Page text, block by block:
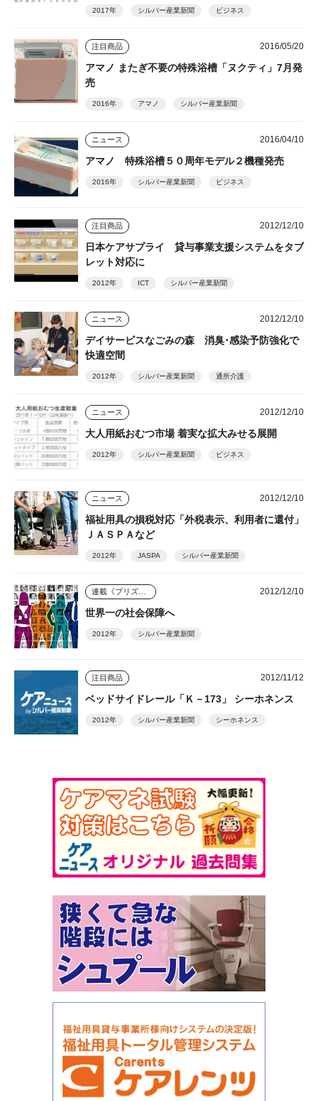
2017年 シルバー産業新聞 ビジネス
注目商品 2016/05/20
アマノ またぎ不要の特殊浴槽「ヌクティ」7月発
売
2016年 アマノ シルバー産業新聞
ニュース 2016/04/10
アマノ 特殊浴槽５０周年モデル２機種発売
2016年 シルバー産業新聞 ビジネス
注目商品 2012/12/10
日本ケアサプライ 貸与事業支援システムをタブ
レット対応に
2012年 ICT シルバー産業新聞
ニュース 2012/12/10
デイサービスなごみの森 消臭･感染予防強化で
快適空間
2012年 シルバー産業新聞 通所介護
ニュース 2012/12/10
大人用紙おむつ市場 着実な拡大みせる展開
2012年 シルバー産業新聞 ビジネス
ニュース 2012/12/10
福祉用具の損税対応「外税表示、利用者に還付」
ＪＡＳＰＡなど
2012年 JASPA シルバー産業新聞
連載《プリズム》 2012/12/10
世界一の社会保障へ
2012年 シルバー産業新聞
注目商品 2012/11/12
ベッドサイドレール「Ｋ－173」 シーホネンス
2012年 シルバー産業新聞 シーホネンス